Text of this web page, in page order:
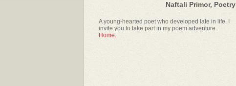
Naftali Primor, Poetry
A young-hearted poet who developed late in life. I
invite you to take part in my poem adventure.
Home.